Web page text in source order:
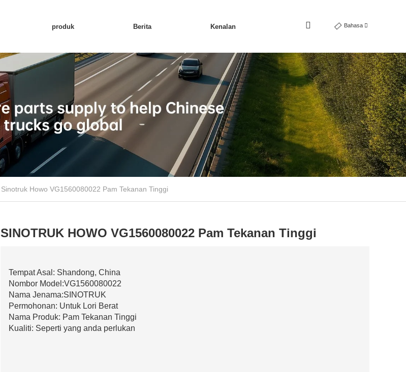
produk Berita Kenalan Bahasa
Sinotruk Howo VG1560080022 Pam Tekanan Tinggi
SINOTRUK HOWO VG1560080022 Pam Tekanan Tinggi
Tempat Asal: Shandong, China
Nombor Model:VG1560080022
Nama Jenama:SINOTRUK
Permohonan: Untuk Lori Berat
Nama Produk: Pam Tekanan Tinggi
Kualiti: Seperti yang anda perlukan